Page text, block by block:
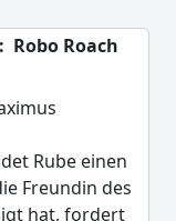
Robo Roach
Rube einen
Freundin des
hat, fordert